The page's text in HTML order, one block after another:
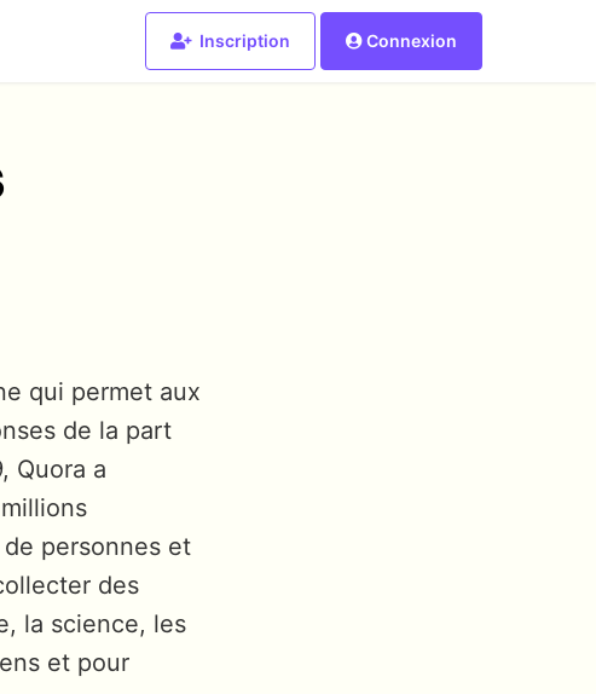
Inscription Connexion
qui permet aux
de la part
Quora a
personnes et
des
la science, les
et pour